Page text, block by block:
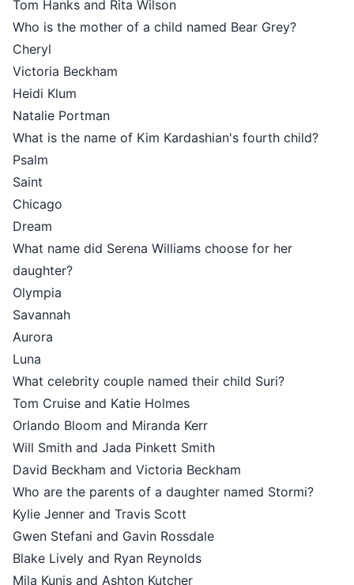
Tom Hanks and Rita Wilson
Who is the mother of a child named Bear Grey?
Cheryl
Victoria Beckham
Heidi Klum
Natalie Portman
What is the name of Kim Kardashian's fourth child?
Psalm
Saint
Chicago
Dream
What name did Serena Williams choose for her
daughter?
Olympia
Savannah
Aurora
Luna
What celebrity couple named their child Suri?
Tom Cruise and Katie Holmes
Orlando Bloom and Miranda Kerr
Will Smith and Jada Pinkett Smith
David Beckham and Victoria Beckham
Who are the parents of a daughter named Stormi?
Kylie Jenner and Travis Scott
Gwen Stefani and Gavin Rossdale
Blake Lively and Ryan Reynolds
Mila Kunis and Ashton Kutcher